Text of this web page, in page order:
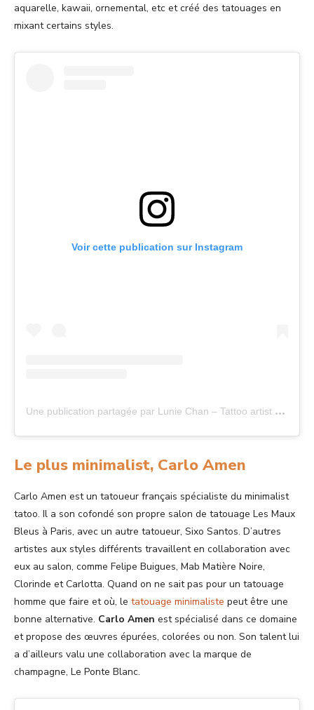
aquarelle, kawaii, ornemental, etc et créé des tatouages en
mixant certains styles.
Voir cette publication sur Instagram
U
ne publication partagée par Lunie Chan – Tattoo artist (@luniechan)
Le plus minimalist, Carlo Amen
Carlo Amen est un tatoueur français spécialiste du minimalist
tatoo. Il a son cofondé son propre salon de tatouage Les Maux
Bleus à Paris, avec un autre tatoueur, Sixo Santos. D’autres
artistes aux styles différents travaillent en collaboration avec
eux au salon, comme Felipe Buigues, Mab Matière Noire,
Clorinde et Carlotta. Quand on ne sait pas pour un tatouage
homme que faire et où, le tatouage minimaliste peut être une
bonne alternative. Carlo Amen est spécialisé dans ce domaine
et propose des œuvres épurées, colorées ou non. Son talent lui
a d’ailleurs valu une collaboration avec la marque de
champagne, Le Ponte Blanc.